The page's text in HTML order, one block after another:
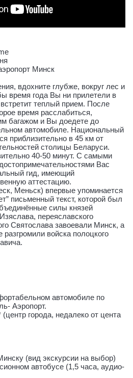
Минск
вдохните глубже, вокруг лес и
время года Вы ни прилетели в
теплый прием. После
время расслабиться,
багажом и Вы доедете до
автомобиле. Национальный
приблизительно в 45 км от
столицы Беларуси.
40-50 минут. С самыми
Вас
гид, имеющий
аттестацию.
Меньск) впервые упоминается
письменный текст, которой был
силы князей
переяславского
Святослава завоевали Минск, а
войска полоцкого
автомобиле по
Аэропорт.
города, недалеко от цента
(вид экскурсии на выбор)
автобусе (1,5 часа, аудио-